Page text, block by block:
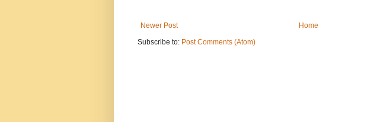
Newer Post
Home
Subscribe to: Post Comments (Atom)